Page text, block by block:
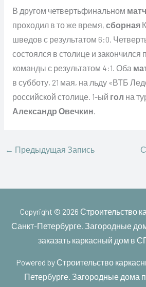
В другом четвертьфинальном
проходил в то же время, сборная
шведов с результатом 6:0.
состоялся в столице и закончился
команды с результатом 4:1. Оба
в субботу, 21 мая, на льду «ВТБ
российской столице. 1-ый гол на
Александр Овечкин.
← Предыдущая Запись
Copyright © 2026 Строительство
Санкт-Петербурге. Загородные
заказать каркасный дом в
Powered by Строительство
Петербурге. Загородные дома